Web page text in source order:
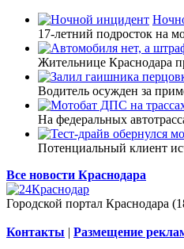
17-летний подросток на
Жительнице Краснодара
Водитель осужден за
На федеральных
Потенциальный клиент
Все новости Краснодара
Городской портал Краснодара
Контакты | Размещение